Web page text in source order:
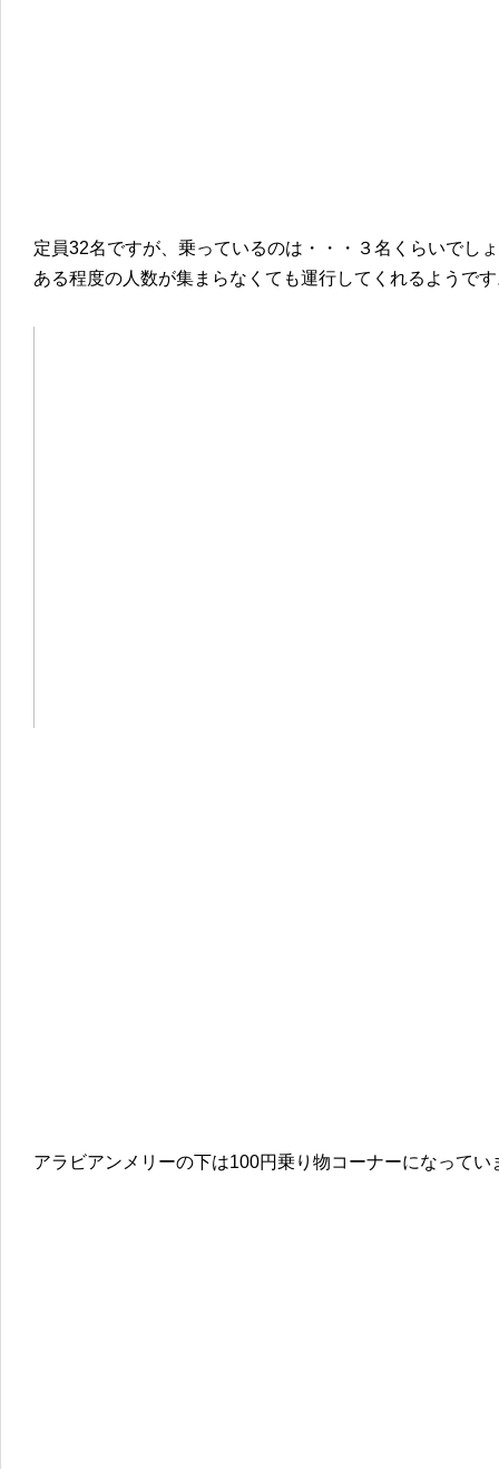
定員32名ですが、乗っているのは・・・３名くらいでし
ある程度の人数が集まらなくても運行してくれるようで
アラビアンメリーの下は100円乗り物コーナーになってい